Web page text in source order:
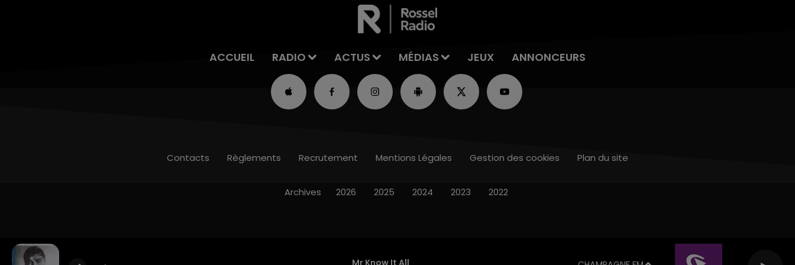
ACCUEIL RADIO ACTUS MÉDIAS JEUX ANNONCEURS
Mr Know It All
Contacts Règlements Recrutement Mentions Légales Gestion des cookies Plan du site
Archives 2026 2025 2024 2023 2022